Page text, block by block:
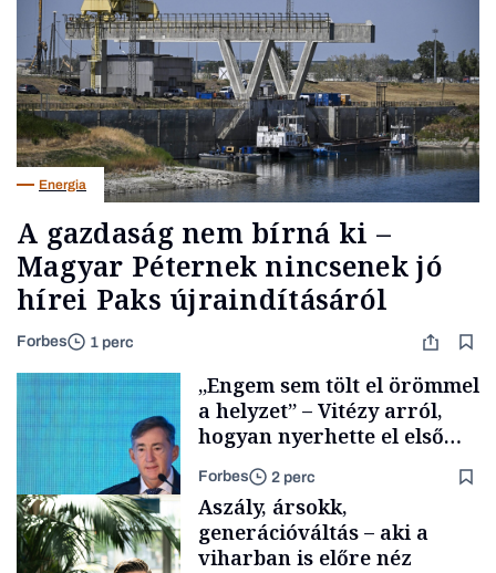
Energia
A gazdaság nem bírná ki –
Magyar Péternek nincsenek jó
hírei Paks újraindításáról
Forbes 1 perc
„Engem sem tölt el örömmel
a helyzet” – Vitézy arról,
hogyan nyerhette el első
tenderét Mészárosék cége a
Tisza-kormány alatt
Forbes 2 perc
Aszály, ársokk,
generációváltás – aki a
viharban is előre néz